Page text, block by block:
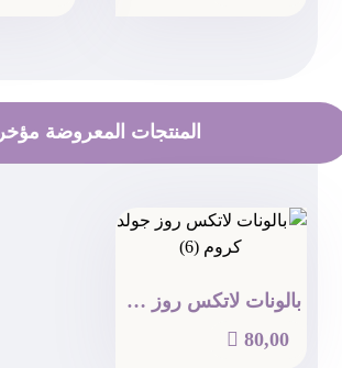
المنتجات المعروضة مؤخراً
بالونات لاتكس روز جولد كروم (6)
 80,00